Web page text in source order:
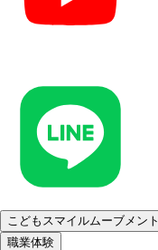
こどもスマイルムーブメント
職業体験